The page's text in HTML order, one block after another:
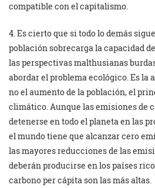
compatible con el capitalismo.
4. Es cierto que si todo lo demás
población sobrecarga la capacidad
las perspectivas malthusianas
abordar el problema ecológico. Es la
no el aumento de la población, el
climático. Aunque las emisiones de
detenerse en todo el planeta en las
el mundo tiene que alcanzar cero
las mayores reducciones de las
deberán producirse en los países
carbono per cápita son las más altas.